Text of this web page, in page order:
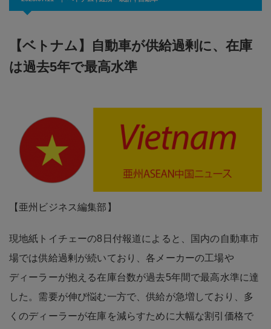
【ベトナム】自動車が供給過剰に、在庫
は過去5年で最高水準
【亜州ビジネス編集部】
現地紙トイチェーの8日付報道によると、国内の自動車市
場では供給過剰が続いており、各メーカーの工場や
ディーラーが抱える在庫台数が過去5年間で最高水準に達
した。需要が伸び悩む一方で、供給が急増しており、多
くのディーラーが在庫を減らすために大幅な割引価格で